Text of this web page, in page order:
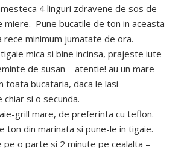
4 linguri zdravene de sos de
miere. Pune bucatile de ton in aceasta
rece minimum jumatate de ora.
mica si bine incinsa, prajeste iute
de susan – atentie! au un mare
toata bucataria, daca le lasi
si o secunda.
grill mare, de preferinta cu teflon.
ton din marinata si pune-le in tigaie.
pe o parte si 2 minute pe cealalta –